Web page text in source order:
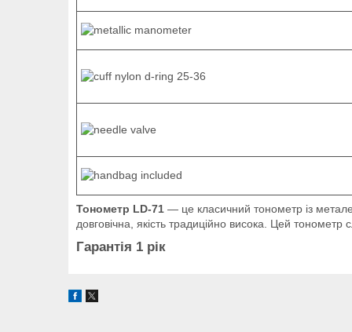
Тонометр LD-71 — це класичний тонометр із
довговічна, якість традиційно висока. Цей тонометр
Гарантія 1 рік